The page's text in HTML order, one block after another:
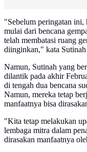
"Sebelum peringatan ini,
mulai dari bencana
telah membatasi ruang
diinginkan," kata
Namun, Sutinah yang
dilantik pada akhir
di tengah dua bencana
Namun, mereka tetap
manfaatnya bisa
"Kita tetap melakukan
lembaga mitra dalam
dirasakan manfaatnya